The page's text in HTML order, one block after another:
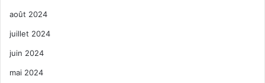
août 2024
juillet 2024
juin 2024
mai 2024